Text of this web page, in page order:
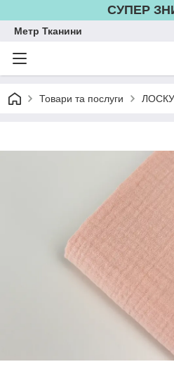
СУПЕР
Метр Тканини
Товари та послуги